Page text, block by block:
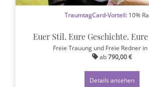
TraumtagCard-Vorteil:10%
Euer Stil. Eure Geschichte.
Freie Trauung und Freie Redner in
ab790,00 €
Details ansehen